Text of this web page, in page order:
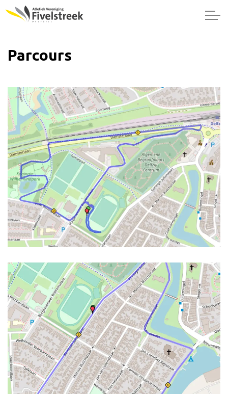
Parcours